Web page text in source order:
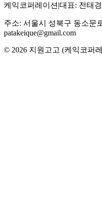
케익코퍼레이션 |대표: 전태경
주소: 서울시 성북구 동소문
patakeique@gmail.com
© 2026 지원고고 (케익코퍼